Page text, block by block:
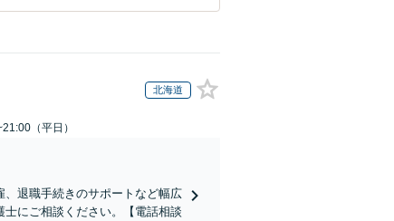
北海道
（平日）
、退職手続きのサポートなど幅広
にご相談ください。【電話相談